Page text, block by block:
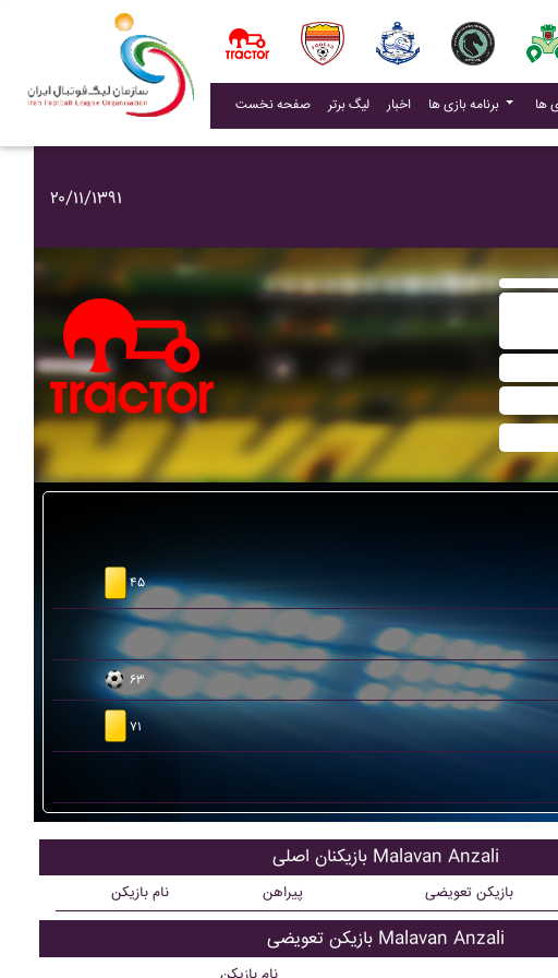
صفحه نخست لیگ برتر اخبار(current) برنامه بازی ها
۲۰/۱۱/۱۳۹۱
۴۵
۶۳
۷۱
بازیکنان اصلی Malavan Anzali
نام بازیکن پیراهن بازیکن تعویضی
بازیکن تعویضی Malavan Anzali